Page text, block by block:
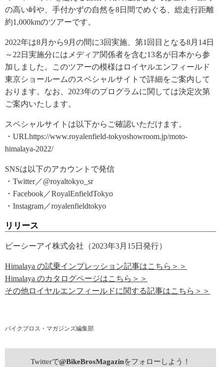
の高い峠や、手付かずの自然を8日間でめぐる、総走行距離
約1,000kmのツアーです。
2022年は8月から9月の間に3回実施、第1回目となる8月14日
～22日実施分にはメディア関係者を含む13名が日本から参
加しました。このツアーの模様はロイヤルエンフィールド
東京ショールームのスペシャルサイトで詳細をご案内して
おります。なお、2023年のプログラムに関しては決定次第
ご案内いたします。
スペシャルサイトは以下からご確認いただけます。
・URLhttps://www.royalenfield-tokyoshowroom.jp/moto-
himalaya-2022/
SNSは以下のアカウントで発信
・Twitter／@royaltokyo_sr
・Facebook／RoyalEnfieldTokyo
・Instagram／royalenfieldtokyo
リリース
ピーシーアイ株式会社（2023年3月15日発行）
Himalaya の試乗インプレッション記事はこちら＞＞
Himalaya のカタログページはこちら＞＞
その他ロイヤルエンフィールドに関する記事はこちら＞＞
バイクブロス・マガジンズ編集部
Twitterで@BikeBrosMagazinをフォローしよう！